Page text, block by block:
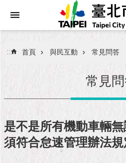
進
搜
民
服
務
::: 首頁 與民互動 常見問答
常見
是不是所有機動車輛
須符合怠速管理辦法規